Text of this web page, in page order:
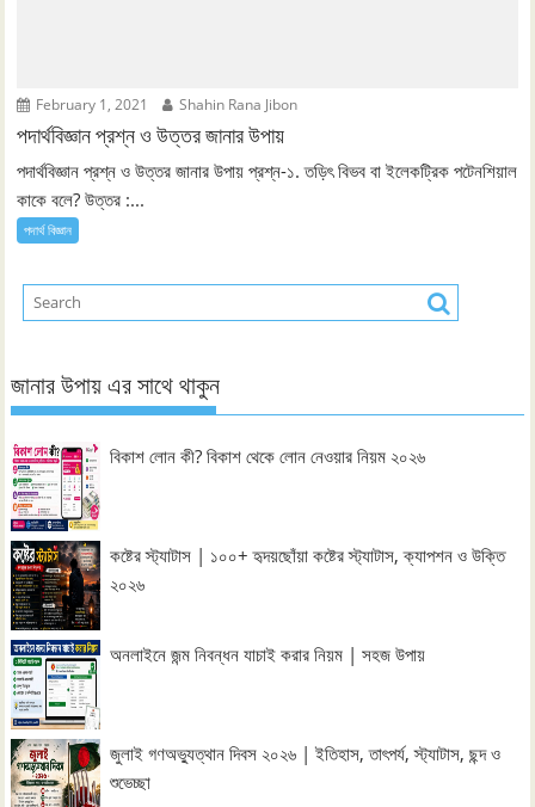
February 1, 2021 Shahin Rana Jibon
পদার্থবিজ্ঞান প্রশ্ন ও উত্তর জানার উপায়
পদার্থবিজ্ঞান প্রশ্ন ও উত্তর জানার উপায় প্রশ্ন-১. তড়িৎ বিভব বা ইলেকট্রিক পটেনশিয়াল
কাকে বলে? উত্তর :...
পদার্থ বিজ্ঞান
জানার উপায় এর সাথে থাকুন
বিকাশ লোন কী? বিকাশ থেকে লোন নেওয়ার নিয়ম ২০২৬
কষ্টের স্ট্যাটাস | ১০০+ হৃদয়ছোঁয়া কষ্টের স্ট্যাটাস, ক্যাপশন ও উক্তি
২০২৬
অনলাইনে জন্ম নিবন্ধন যাচাই করার নিয়ম | সহজ উপায়
জুলাই গণঅভ্যুত্থান দিবস ২০২৬ | ইতিহাস, তাৎপর্য, স্ট্যাটাস, ছন্দ ও
শুভেচ্ছা